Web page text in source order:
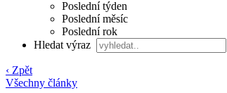
Poslední týden
Poslední měsíc
Poslední rok
Hledat výraz
‹ Zpět
Všechny články